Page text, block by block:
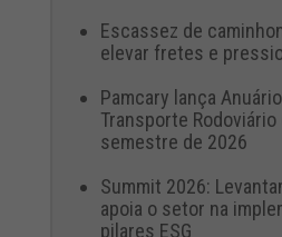
Escassez de
elevar fretes e
Pamcary lança
Transporte Rodoviário
semestre de 2026
Summit 2026:
apoia o setor na
pilares ESG